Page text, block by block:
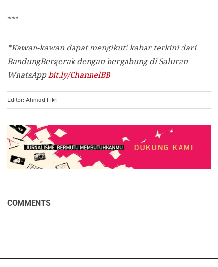
***
*Kawan-kawan dapat mengikuti kabar terkini dari
BandungBergerak dengan bergabung di Saluran
WhatsAppbit.ly/ChannelBB
Editor: Ahmad Fikri
COMMENTS